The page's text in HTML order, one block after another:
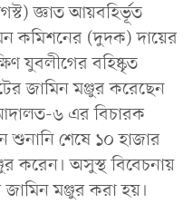
জ্ঞাত আয়বহির্ভূত
কমিশনের (দুদক) দায়ের
যুবলীগের বহিষ্কৃত
জামিন মঞ্জুর করেছেন
৬ এর বিচারক
শেষে ১০ হাজার
করেন। অসুস্থ বিবেচনায়
জামিন মঞ্জুর করা হয়।